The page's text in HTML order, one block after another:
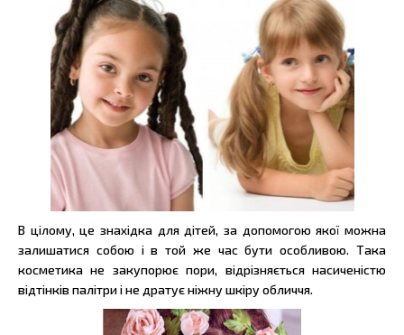
В цілому, це знахідка для дітей, за допомогою якої можна
залишатися собою і в той же час бути особливою. Така
косметика не закупорює пори, відрізняється насиченістю
відтінків палітри і не дратує ніжну шкіру обличчя.